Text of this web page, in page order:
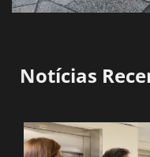
Notícias